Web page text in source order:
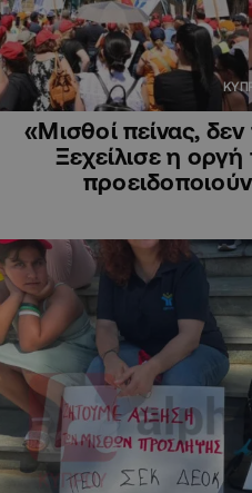
«Μισθοί πείνας,
Ξεχείλισε η